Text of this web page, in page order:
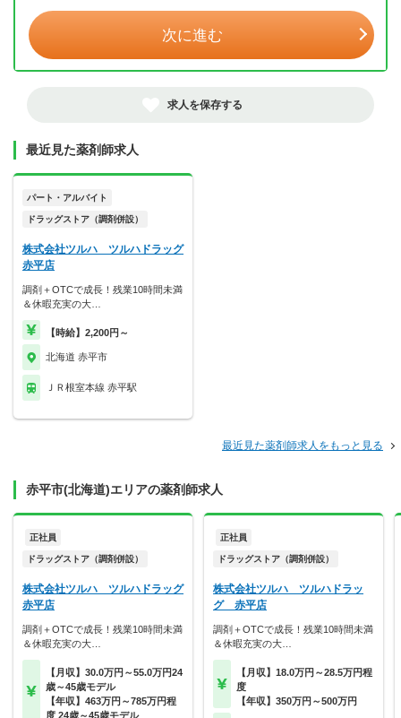
次に進む
求人を保存する
最近見た薬剤師求人
パート・アルバイト
ドラッグストア（調剤併設）
株式会社ツルハ ツルハドラッグ
赤平店
調剤＋OTCで成長！残業10時間未満
＆休暇充実の大…
【時給】2,200円～
北海道 赤平市
ＪＲ根室本線 赤平駅
最近見た薬剤師求人をもっと見る
赤平市(北海道)エリアの薬剤師求人
正社員
ドラッグストア（調剤併設）
株式会社ツルハ ツルハドラッグ
赤平店
調剤＋OTCで成長！残業10時間未満
＆休暇充実の大…
【月収】30.0万円～55.0万円24
歳～45歳モデル
【年収】463万円～785万円程
度 24歳～45歳モデル
正社員
ドラッグストア（調剤併設）
株式会社ツルハ ツルハドラッ
グ 赤平店
調剤＋OTCで成長！残業10時間未満
＆休暇充実の大…
【月収】18.0万円～28.5万円程
度
【年収】350万円～500万円